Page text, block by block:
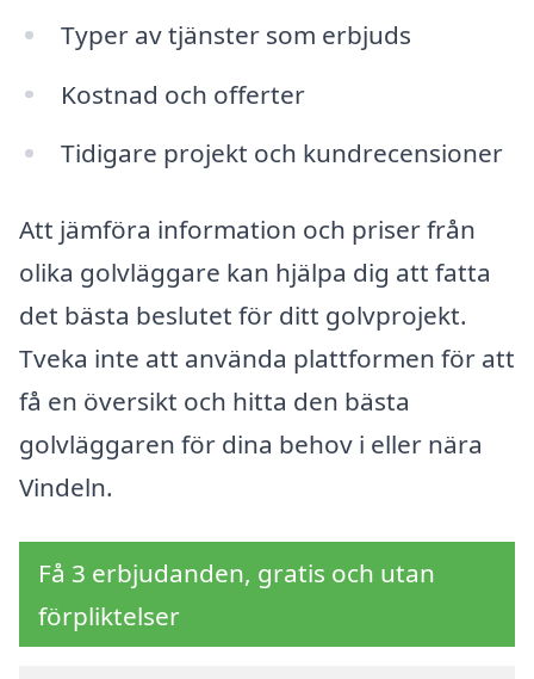
Typer av tjänster som erbjuds
Kostnad och offerter
Tidigare projekt och kundrecensioner
Att jämföra information och priser från
olika golvläggare kan hjälpa dig att fatta
det bästa beslutet för ditt golvprojekt.
Tveka inte att använda plattformen för att
få en översikt och hitta den bästa
golvläggaren för dina behov i eller nära
Vindeln.
Få 3 erbjudanden, gratis och utan
förpliktelser